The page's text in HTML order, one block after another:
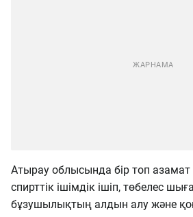
Атырау облысында бір топ
спирттік ішімдік ішіп, төбелес
бұзушылықтың алдын алу және